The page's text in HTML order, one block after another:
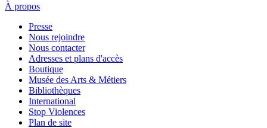
À propos
Presse
Nous rejoindre
Nous contacter
Adresses et plans d'accès
Boutique
Musée des Arts & Métiers
Bibliothèques
International
Stop Violences
Plan de site